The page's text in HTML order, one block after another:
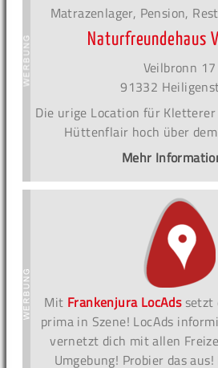
Matrazenlager, Pension,
Naturfreundehaus
Veilbronn 17
91332
Die urige Location für
Hüttenflair hoch über
Mehr
Mit Frankenjura LocAdssetzt
prima in Szene! LocAds
vernetzt dich mit allen
Umgebung! Probier das